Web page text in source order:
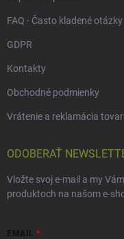
FAQ - Často kladené otázky
GDPR
Kontakty
Obchodné podmienky
Vrátenie a reklamácia
ODOBERAŤ
Vložte svoj e-mail a my
produktoch na našom e-
EMAIL